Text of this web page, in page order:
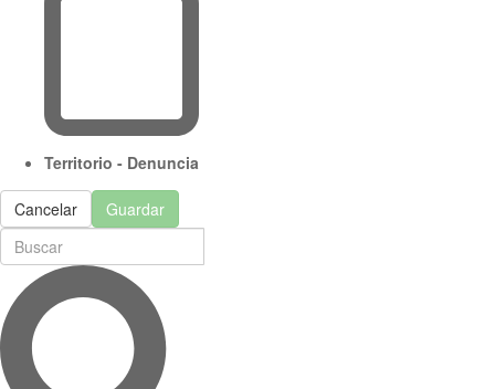
Territorio - Denuncia
Cancelar Guardar